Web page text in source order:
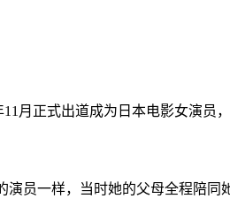
月正式出道成为日本电影女演员
员一样，当时她的父母全程陪同